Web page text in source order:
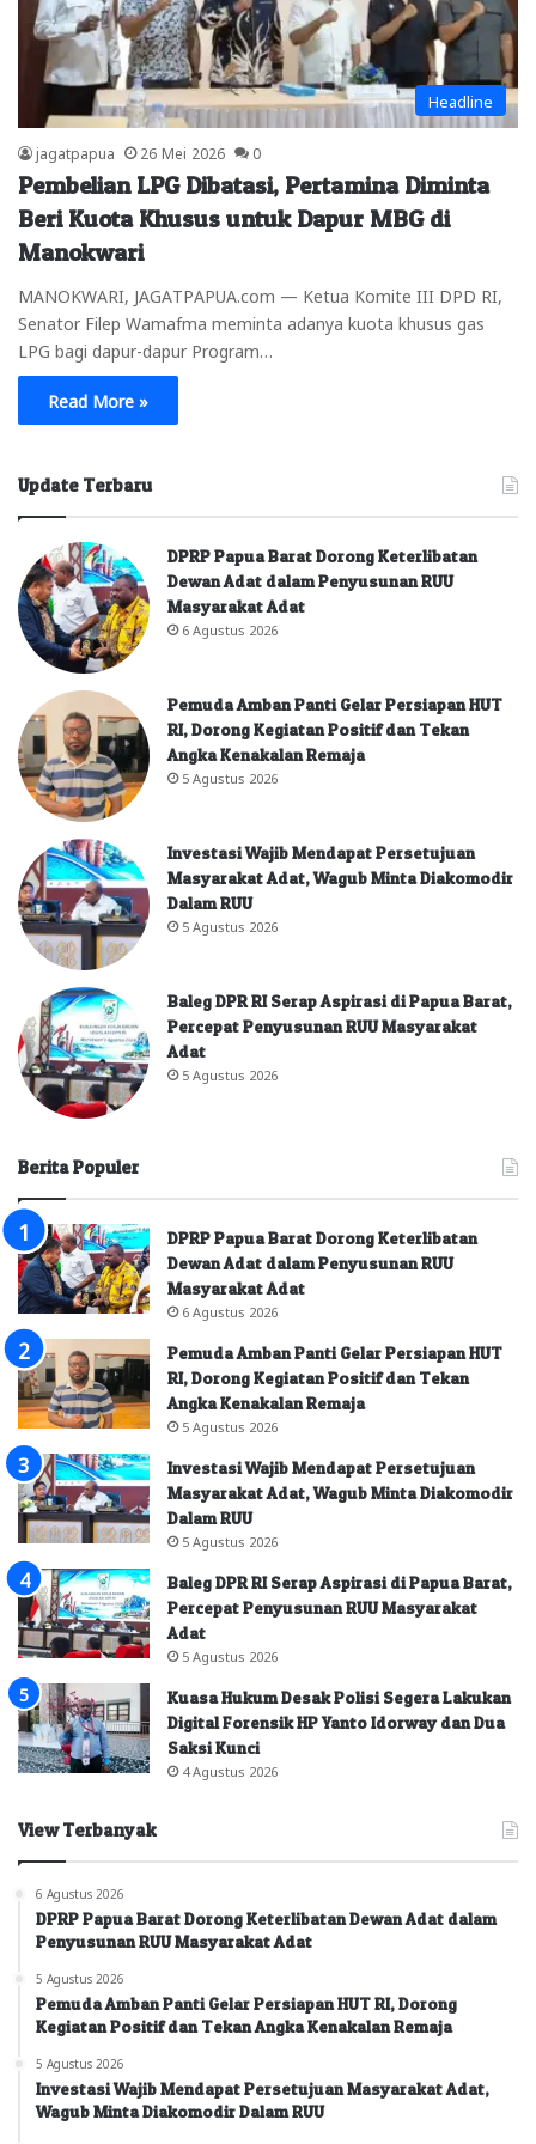
Headline
jagatpapua 26 Mei 2026 0
Pembelian LPG Dibatasi, Pertamina Diminta
Beri Kuota Khusus untuk Dapur MBG di
Manokwari
MANOKWARI, JAGATPAPUA.com — Ketua Komite III DPD RI,
Senator Filep Wamafma meminta adanya kuota khusus gas
LPG bagi dapur-dapur Program…
Read More »
Update Terbaru
DPRP Papua Barat Dorong Keterlibatan
Dewan Adat dalam Penyusunan RUU
Masyarakat Adat
6 Agustus 2026
Pemuda Amban Panti Gelar Persiapan HUT
RI, Dorong Kegiatan Positif dan Tekan
Angka Kenakalan Remaja
5 Agustus 2026
Investasi Wajib Mendapat Persetujuan
Masyarakat Adat, Wagub Minta Diakomodir
Dalam RUU
5 Agustus 2026
Baleg DPR RI Serap Aspirasi di Papua Barat,
Percepat Penyusunan RUU Masyarakat
Adat
5 Agustus 2026
Berita Populer
DPRP Papua Barat Dorong Keterlibatan
Dewan Adat dalam Penyusunan RUU
Masyarakat Adat
6 Agustus 2026
Pemuda Amban Panti Gelar Persiapan HUT
RI, Dorong Kegiatan Positif dan Tekan
Angka Kenakalan Remaja
5 Agustus 2026
Investasi Wajib Mendapat Persetujuan
Masyarakat Adat, Wagub Minta Diakomodir
Dalam RUU
5 Agustus 2026
Baleg DPR RI Serap Aspirasi di Papua Barat,
Percepat Penyusunan RUU Masyarakat
Adat
5 Agustus 2026
Kuasa Hukum Desak Polisi Segera Lakukan
Digital Forensik HP Yanto Idorway dan Dua
Saksi Kunci
4 Agustus 2026
View Terbanyak
6 Agustus 2026
DPRP Papua Barat Dorong Keterlibatan Dewan Adat dalam
Penyusunan RUU Masyarakat Adat
5 Agustus 2026
Pemuda Amban Panti Gelar Persiapan HUT RI, Dorong
Kegiatan Positif dan Tekan Angka Kenakalan Remaja
5 Agustus 2026
Investasi Wajib Mendapat Persetujuan Masyarakat Adat,
Wagub Minta Diakomodir Dalam RUU